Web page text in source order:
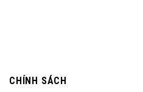
CHÍNH SÁCH